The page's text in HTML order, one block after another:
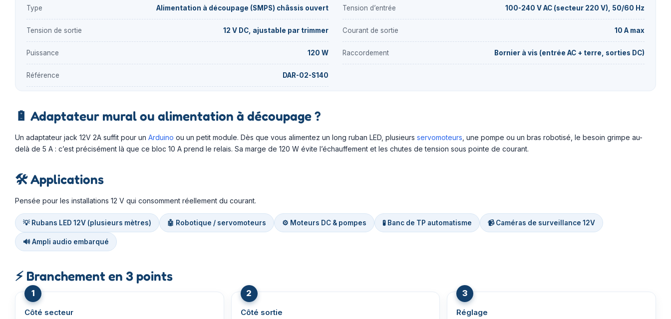
Type Alimentation à découpage (SMPS) châssis ouvert Tension d’entrée 100-240 V AC (secteur 220 V), 50/60 Hz
Tension de sortie 12 V DC, ajustable par trimmer Courant de sortie 10 A max
Puissance 120 W Raccordement Bornier à vis (entrée AC + terre, sorties DC)
Référence DAR-02-S140
🔋 Adaptateur mural ou alimentation à découpage ?
Un adaptateur jack 12V 2A suffit pour un Arduino ou un petit module. Dès que vous alimentez un long ruban LED, plusieurs servomoteurs , une pompe ou un bras robotisé, le besoin grimpe au-
delà de 5 A : c’est précisément là que ce bloc 10 A prend le relais. Sa marge de 120 W évite l’échauffement et les chutes de tension sous pointe de courant.
🛠️Applications
Pensée pour les installations 12 V qui consomment réellement du courant.
💡 Rubans LED 12V (plusieurs mètres) 🤖 Robotique / servomoteurs ⚙️ Moteurs DC & pompes 🧪 Banc de TP automatisme 📹 Caméras de surveillance 12V
🔊 Ampli audio embarqué
⚡ Branchement en 3 points
Côté secteur Côté sortie Réglage